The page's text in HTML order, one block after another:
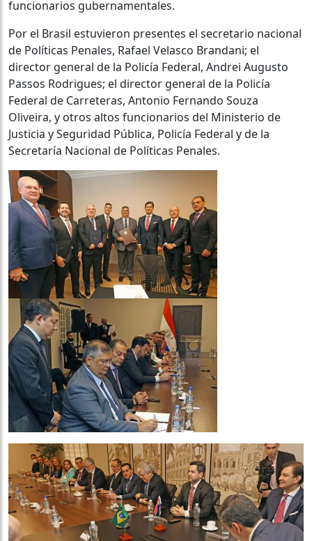
funcionarios gubernamentales.
Por el Brasil estuvieron presentes el secretario nacional
de Políticas Penales, Rafael Velasco Brandani; el
director general de la Policía Federal, Andrei Augusto
Passos Rodrigues; el director general de la Policía
Federal de Carreteras, Antonio Fernando Souza
Oliveira, y otros altos funcionarios del Ministerio de
Justicia y Seguridad Pública, Policía Federal y de la
Secretaría Nacional de Políticas Penales.